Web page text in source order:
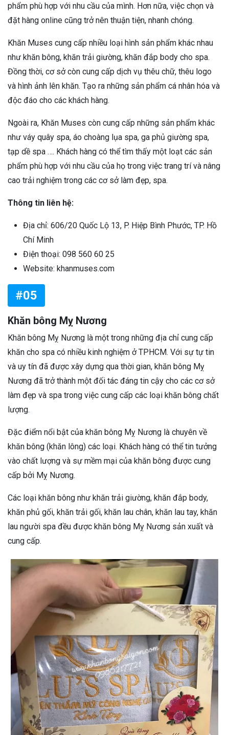
phẩm phù hợp với nhu cầu của mình. Hơn nữa, việc chọn và
đặt hàng online cũng trở nên thuận tiện, nhanh chóng.
Khăn Muses cung cấp nhiều loại hình sản phẩm khác nhau
như khăn bông, khăn trải giường, khăn đắp body cho spa.
Đồng thời, cơ sở còn cung cấp dịch vụ thêu chữ, thêu logo
và hình ảnh lên khăn. Tạo ra những sản phẩm cá nhân hóa và
độc đáo cho các khách hàng.
Ngoài ra, Khăn Muses còn cung cấp những sản phẩm khác
như váy quây spa, áo choàng lụa spa, ga phủ giường spa,
tạp dề spa …. Khách hàng có thể tìm thấy một loạt các sản
phẩm phù hợp với nhu cầu của họ trong việc trang trí và nâng
cao trải nghiệm trong các cơ sở làm đẹp, spa.
Thông tin liên hệ:
Địa chỉ: 606/20 Quốc Lộ 13, P. Hiệp Bình Phước, TP. Hồ
Chí Minh
Điện thoại: 098 560 60 25
Website: khanmuses.com
#05
Khăn bông Mỵ Nương
Khăn bông Mỵ Nương là một trong những địa chỉ cung cấp
khăn cho spa có nhiều kinh nghiệm ở TPHCM. Với sự tự tin
và uy tín đã được xây dựng qua thời gian, khăn bông Mỵ
Nương đã trở thành một đối tác đáng tin cậy cho các cơ sở
làm đẹp và spa trong việc cung cấp các loại khăn bông chất
lượng.
Đặc điểm nổi bật của khăn bông Mỵ Nương là chuyên về
khăn bông (khăn lông) các loại. Khách hàng có thể tin tưởng
vào chất lượng và sự mềm mại của khăn bông được cung
cấp bởi Mỵ Nương.
Các loại khăn bông như khăn trải giường, khăn đắp body,
khăn phủ gối, khăn trải gối, khăn lau chân, khăn lau tay, khăn
lau người spa đều được khăn bông Mỵ Nương sản xuất và
cung cấp.